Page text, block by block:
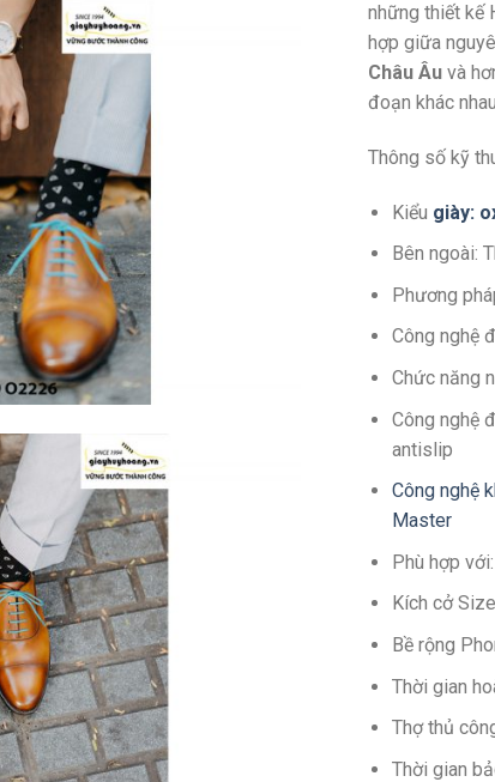
những thiết kế
hợp giữa
Châu Âuvà
đoạn khác
Thông số kỹ
Kiểu giày:
Bên ngoài:
Phương
Công nghệ
Chức năng
Công nghệ
antislip
Công nghệ
Master
Phù hợp
Kích cở
Bề rộng
Thời gian
Thợ thủ
Thời gian